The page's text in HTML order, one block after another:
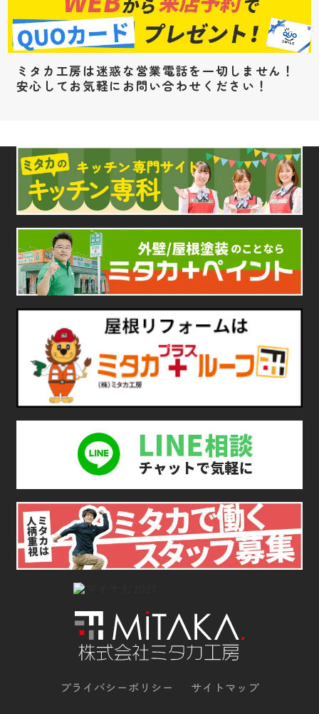
ミタカ工房は迷惑な営業電話を一切しません！
安心してお気軽にお問い合わせください！
プライバシーポリシー サイトマップ